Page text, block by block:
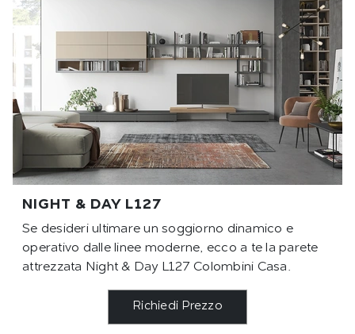
NIGHT & DAY L127
Se desideri ultimare un soggiorno dinamico e
operativo dalle linee moderne, ecco a te la parete
attrezzata Night & Day L127 Colombini Casa.
Richiedi Prezzo